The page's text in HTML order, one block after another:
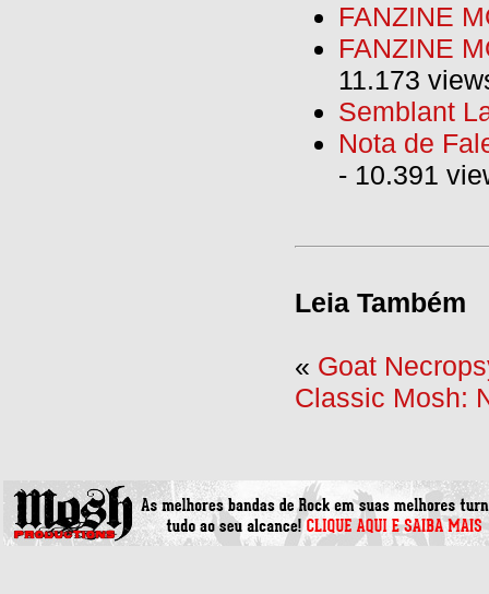
FANZINE
FANZINE
11.173
Semblant
Nota de
- 10.391
Leia Também
« Goat
Classic Mosh: